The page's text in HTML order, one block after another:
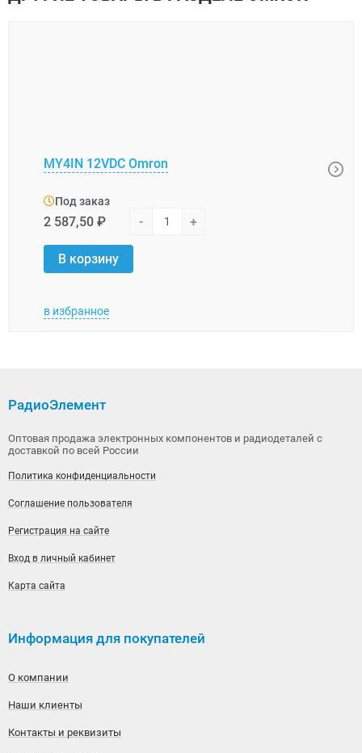
MY4IN 12VDC Omron
Под заказ
2 587,50 ₽ - +
В корзину
в избранное
РадиоЭлемент
Оптовая продажа электронных компонентов и радиодеталей с
доставкой по всей России
Политика конфиденциальности
Соглашение пользователя
Регистрация на сайте
Вход в личный кабинет
Карта сайта
Информация для покупателей
О компании
Наши клиенты
Контакты и реквизиты